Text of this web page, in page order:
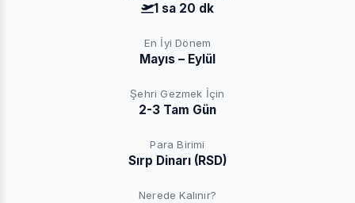
1 sa 20 dk
En İyi Dönem
Mayıs – Eylül
Şehri Gezmek İçin
2-3 Tam Gün
Para Birimi
Sırp Dinarı (RSD)
Nerede Kalınır?